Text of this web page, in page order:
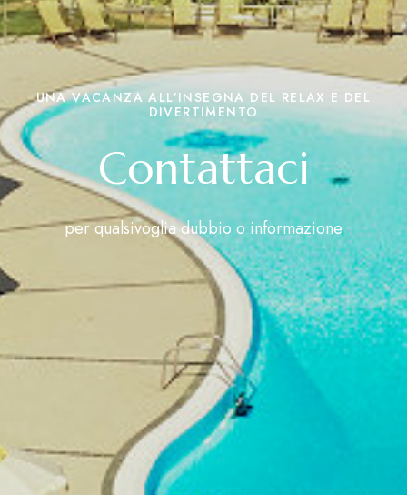
UNA VACANZA ALL’INSEGNA DEL RELAX E DEL
DIVERTIMENTO
Contattaci
per qualsivoglia dubbio o informazione